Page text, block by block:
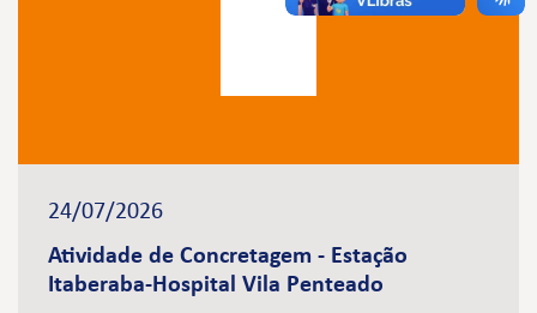
24/07/2026
Atividade de Concretagem - Estação
Itaberaba-Hospital Vila Penteado